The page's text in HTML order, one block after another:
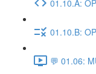
01.10.A:
01.10.B:
💬 01.06: